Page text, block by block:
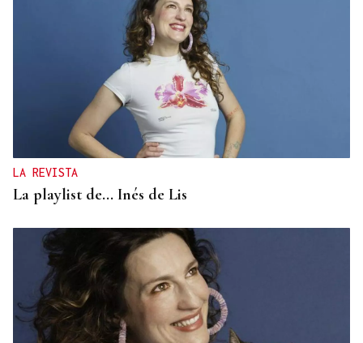
LA REVISTA
La playlist de... Inés de Lis